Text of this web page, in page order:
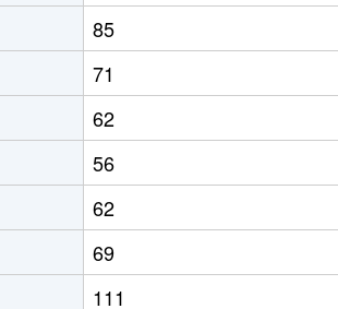
85
71
62
56
62
69
111